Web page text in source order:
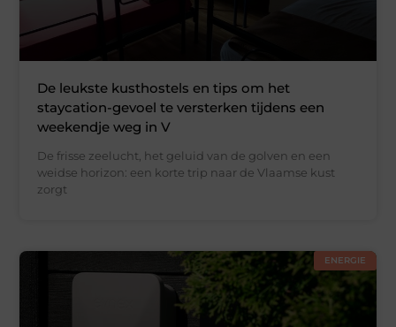
De leukste kusthostels en tips om het
staycation-gevoel te versterken tijdens een
weekendje weg in V
De frisse zeelucht, het geluid van de golven en een
weidse horizon: een korte trip naar de Vlaamse kust
zorgt
ENERGIE